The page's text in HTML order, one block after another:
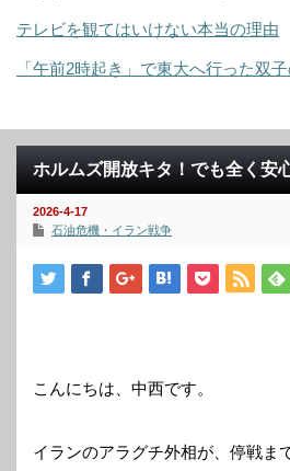
テレビを観てはいけない本当の理由
「午前2時起き」で東大へ行った双
ホルムズ開放キタ！でも全く安
2026-4-17
石油危機・イラン戦争
こんにちは、中西です。
イランのアラグチ外相が、停戦ま